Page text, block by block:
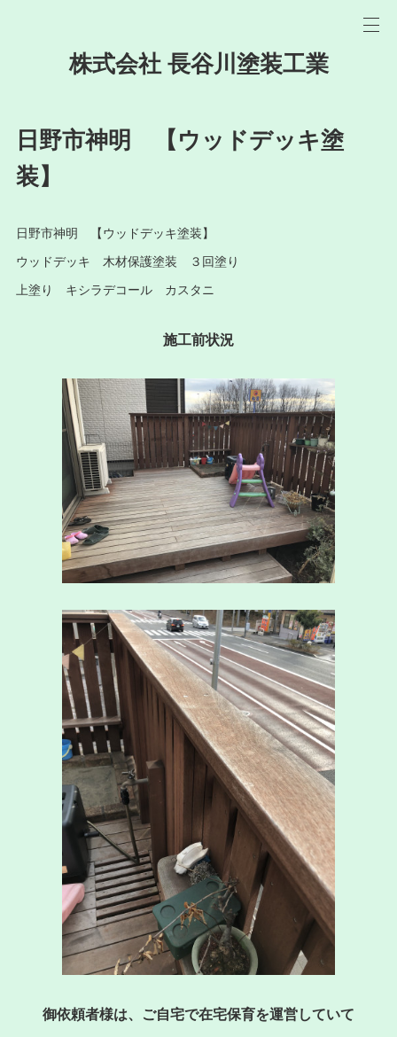
株式会社 長谷川塗装工業
日野市神明 【ウッドデッキ塗
装】
日野市神明 【ウッドデッキ塗装】
ウッドデッキ 木材保護塗装 ３回塗り
上塗り キシラデコール カスタニ
施工前状況
御依頼者様は、ご自宅で在宅保育を運営していて